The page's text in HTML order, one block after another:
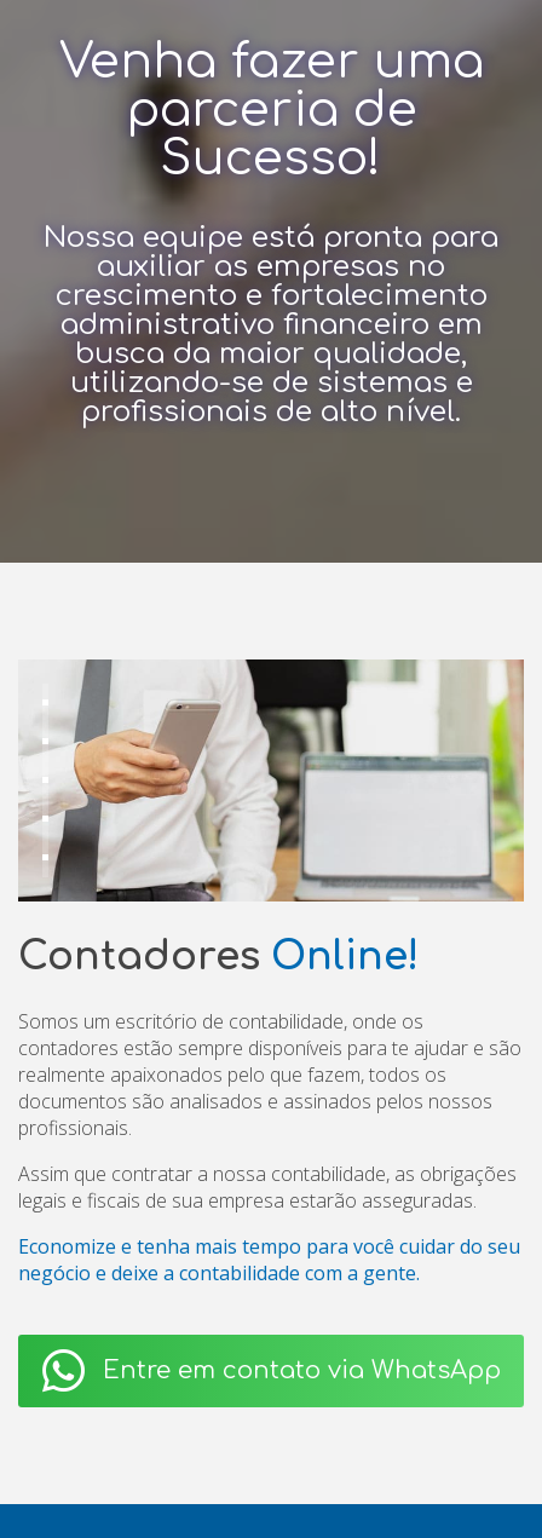
Venha fazer uma
parceria de
Sucesso!
Nossa equipe está pronta para
auxiliar as empresas no
crescimento e fortalecimento
administrativo financeiro em
busca da maior qualidade,
utilizando-se de sistemas e
profissionais de alto nível.
Contadores Online!
Somos um escritório de contabilidade, onde os
contadores estão sempre disponíveis para te ajudar e são
realmente apaixonados pelo que fazem, todos os
documentos são analisados e assinados pelos nossos
profissionais.
Assim que contratar a nossa contabilidade, as obrigações
legais e fiscais de sua empresa estarão asseguradas.
Economize e tenha mais tempo para você cuidar do seu
negócio e deixe a contabilidade com a gente.
Entre em contato via WhatsApp